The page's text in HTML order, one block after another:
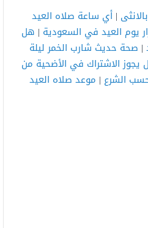
| أي ساعة صلاه العيد
يوم العيد في السعودية | هل
| صحة حديث شارب الخمر ليلة
يجوز الاشتراك في الأضحية من
الشرع | موعد صلاه العيد